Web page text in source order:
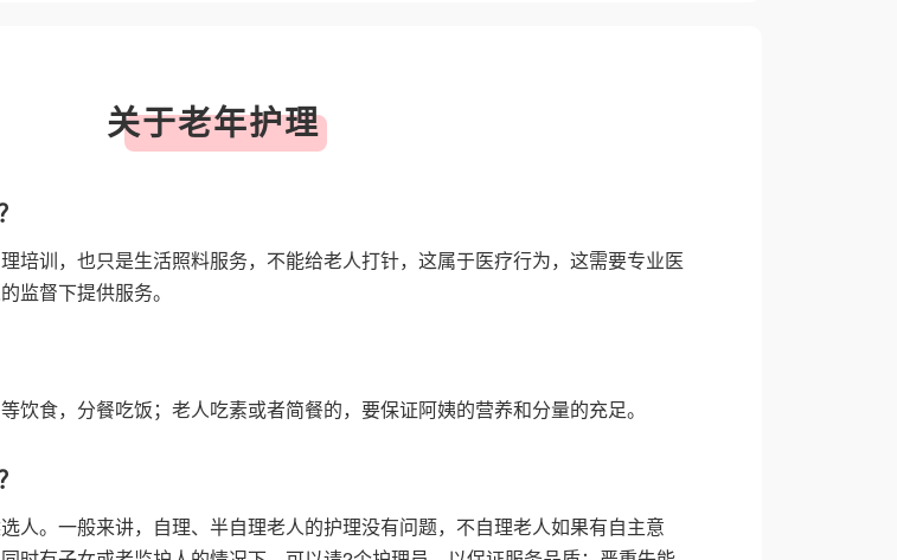
关于老年护理
培训，也只是生活照料服务，不能给老人打针，这属于医疗行为，这需要专业医
监督下提供服务。
饮食，分餐吃饭；老人吃素或者简餐的，要保证阿姨的营养和分量的充足。
人。一般来讲，自理、半自理老人的护理没有问题，不自理老人如果有自主意